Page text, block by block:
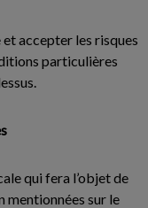
accepter les risques
particulières
qui fera l’objet de
mentionnées sur le